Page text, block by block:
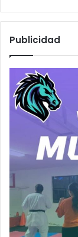
Publicidad